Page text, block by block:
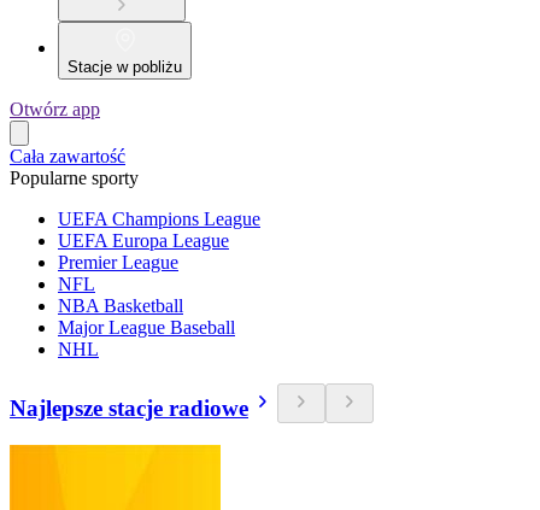
Stacje w pobliżu
Otwórz app
Cała zawartość
Popularne sporty
UEFA Champions League
UEFA Europa League
Premier League
NFL
NBA Basketball
Major League Baseball
NHL
Najlepsze stacje radiowe